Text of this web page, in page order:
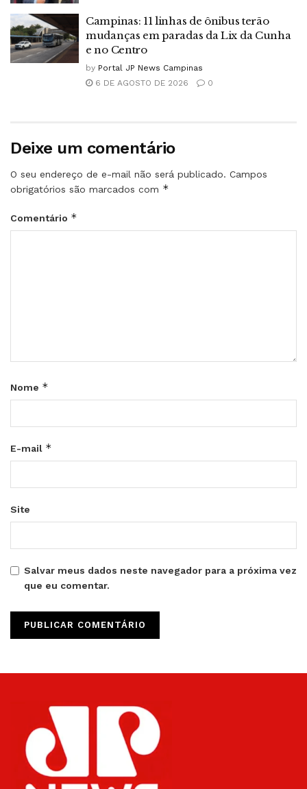
Campinas: 11 linhas de ônibus terão
mudanças em paradas da Lix da Cunha
e no Centro
by Portal JP News Campinas
6 DE AGOSTO DE 2026
0
Deixe um comentário
O seu endereço de e-mail não será publicado. Campos
obrigatórios são marcados com *
Comentário *
Nome *
E-mail *
Site
Salvar meus dados neste navegador para a próxima vez
que eu comentar.